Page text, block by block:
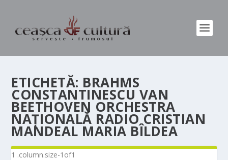
ETICHETĂ: BRAHMS
CONSTANTINESCU VAN
BEETHOVEN ORCHESTRA
NAȚIONALĂ RADIO CRISTIAN
MANDEAL MARIA BÎLDEA